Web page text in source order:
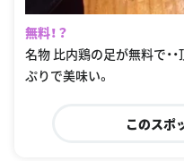
無料！？
名物 比内鶏の足が無料で・
ぷりで美味い。
このスポ